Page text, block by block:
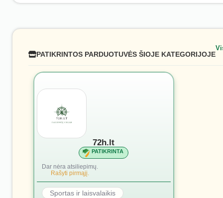
PATIKRINTOS PARDUOTUVĖS ŠIOJE KATEGORIJOJE
72h.lt
PATIKRINTA
Dar nėra atsiliepimų.
Rašyti pirmąjį.
Sportas ir laisvalaikis